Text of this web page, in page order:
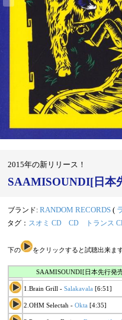
2015年の新リリース！
SAAMISOUNDI[日本
ブランド: RANDOM RECORDS (
タグ： スオミ CD CD トランス
下の をクリックすると試聴出来ま
SAAMISOUNDI[日本先行発
1.Brain Grill -Salakavala [6:51]
2.OHM Selectah -Okta [4:35]